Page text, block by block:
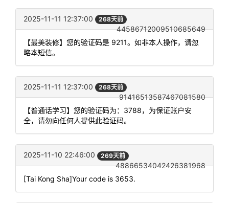
2025-11-11 12:37:00 268天前
44586712009510685649
【最美装修】您的验证码是 9211。如非本人操作，请忽
略本短信。
2025-11-11 12:37:00 268天前
91416513587467081580
【普通话学习】您的验证码为：3788，为保证账户安
全，请勿向任何人提供此验证码。
2025-11-10 22:46:00 269天前
48866534042426381968
[Tai Kong Sha]Your code is 3653.